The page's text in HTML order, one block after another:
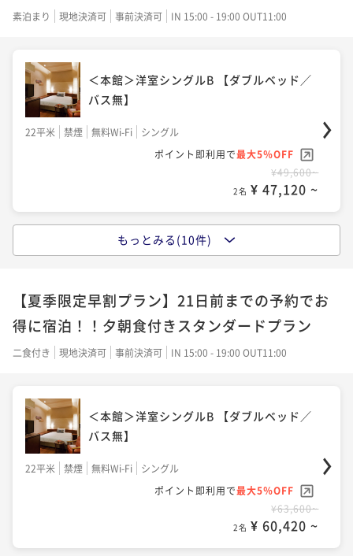
素泊まり 現地決済可 事前決済可 IN 15:00 - 19:00 OUT11:00
＜本館＞洋室シングルB 【ダブルベッド／
バス無】
22平米 禁煙 無料Wi-Fi
シングル
ポイント即利用で最大5％OFF
¥49,600~
2名 ¥ 47,120 ~
39平米 禁煙 無料Wi-Fi
ツイン
ポイント即利用で
最大5％OFF
¥61,600~
＜本館＞和室ツイン【ツインベッド】
和室
最大5％OFF
¥63,600~
2名 ¥ 60,420 ~
もっとみる(10件)
【夏季限定早割プラン】21日前までの予約でお
得に宿泊！！夕朝食付きスタンダードプラン
二食付き 現地決済可 事前決済可 IN 15:00 - 19:00 OUT11:00
＜本館＞洋室シングルB 【ダブルベッド／
バス無】
22平米 禁煙 無料Wi-Fi
シングル
ポイント即利用で最大5％OFF
¥63,600~
2名 ¥ 60,420 ~